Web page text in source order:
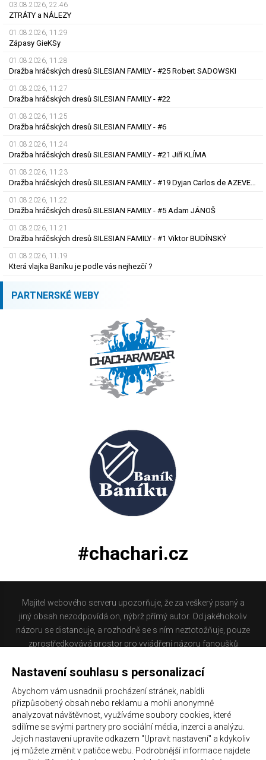
03.08.2026, 22.46
ZTRÁTY a NÁLEZY
01.08.2026, 11.29
Zápasy GieKSy
01.08.2026, 11.28
Dražba hráčských dresů SILESIAN FAMILY - #25 Robert SADOWSKI
01.08.2026, 11.27
Dražba hráčských dresů SILESIAN FAMILY - #22
01.08.2026, 11.25
Dražba hráčských dresů SILESIAN FAMILY - #6
01.08.2026, 11.24
Dražba hráčských dresů SILESIAN FAMILY - #21 Jiří KLÍMA
01.08.2026, 11.23
Dražba hráčských dresů SILESIAN FAMILY - #19 Dyjan Carlos de AZEVEDO
01.08.2026, 11.22
Dražba hráčských dresů SILESIAN FAMILY - #5 Adam JÁNOŠ
01.08.2026, 11.21
Dražba hráčských dresů SILESIAN FAMILY - #1 Viktor BUDÍNSKÝ
01.08.2026, 11.19
Která vlajka Baníku je podle vás nejhezčí ?
PARTNERSKÉ WEBY
#chachari.cz
Majitel webového serveru upozorňuje, že za veškerý psaný a
jiný obsah nezodpovídá on, nýbrž přímý autor. Od jakéhokoliv
názoru se distancuje, a rozhodně se s ním neztotožňuje, pouze
zprostředkovává prostor pro vyjádření názoru fanoušků
nacházíte obsahuje materiál, který někteří lidé mohou
nejsou dle právní úpravy zákona č. 480/2004 Sb., o některých
službách informační společnosti a o změně některých zákonů
(zákon o některých službách informační společnosti) a
zejména §6 citovaného zákona, odpovědni za příspěvky
návštěvníků těchto stránek.
Nastavení souhlasu s personalizací
Abychom vám usnadnili procházení stránek, nabídli
přizpůsobený obsah nebo reklamu a mohli anonymně
analyzovat návštěvnost, využíváme soubory cookies, které
sdílíme se svými partnery pro sociální média, inzerci a analýzu.
Jejich nastavení upravíte odkazem "Upravit nastavení" a kdykoliv
jej můžete změnit v patičce webu. Podrobnější informace najdete